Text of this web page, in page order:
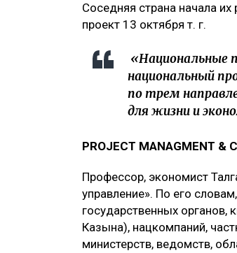
Соседняя страна начала
проект 13 октября т. г.
«Национальные
национальный
по трем
для жизни и
PROJECT MANAGMENT &
Профессор, экономист
управление». По его
государственных органов,
Казына), нацкомпаний,
министерств, ведомств,